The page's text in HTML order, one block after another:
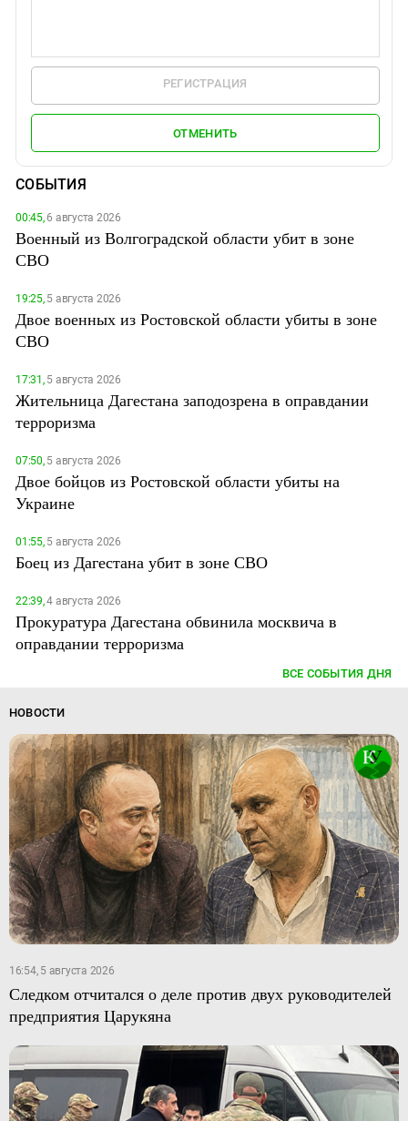
РЕГИСТРАЦИЯ
ОТМЕНИТЬ
СОБЫТИЯ
00:45,6 августа 2026
Военный из Волгоградской области убит в зоне
СВО
19:25,5 августа 2026
Двое военных из Ростовской области убиты в зоне
СВО
17:31,5 августа 2026
Жительница Дагестана заподозрена в оправдании
терроризма
07:50,5 августа 2026
Двое бойцов из Ростовской области убиты на
Украине
01:55,5 августа 2026
Боец из Дагестана убит в зоне СВО
22:39,4 августа 2026
Прокуратура Дагестана обвинила москвича в
оправдании терроризма
ВСЕ СОБЫТИЯ ДНЯ
НОВОСТИ
16:54, 5 августа 2026
Следком отчитался о деле против двух руководителей
предприятия Царукяна